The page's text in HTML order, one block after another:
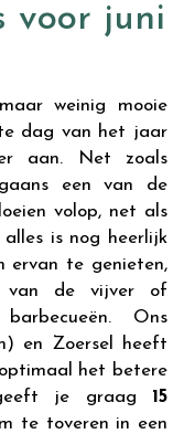
voor juni
weinig mooie
dag van het jaar
aan. Net zoals
een van de
volop, net als
is nog heerlijk
ervan te genieten,
de vijver of
Ons
en Zoersel heeft
het betere
je graag 15
te toveren in een